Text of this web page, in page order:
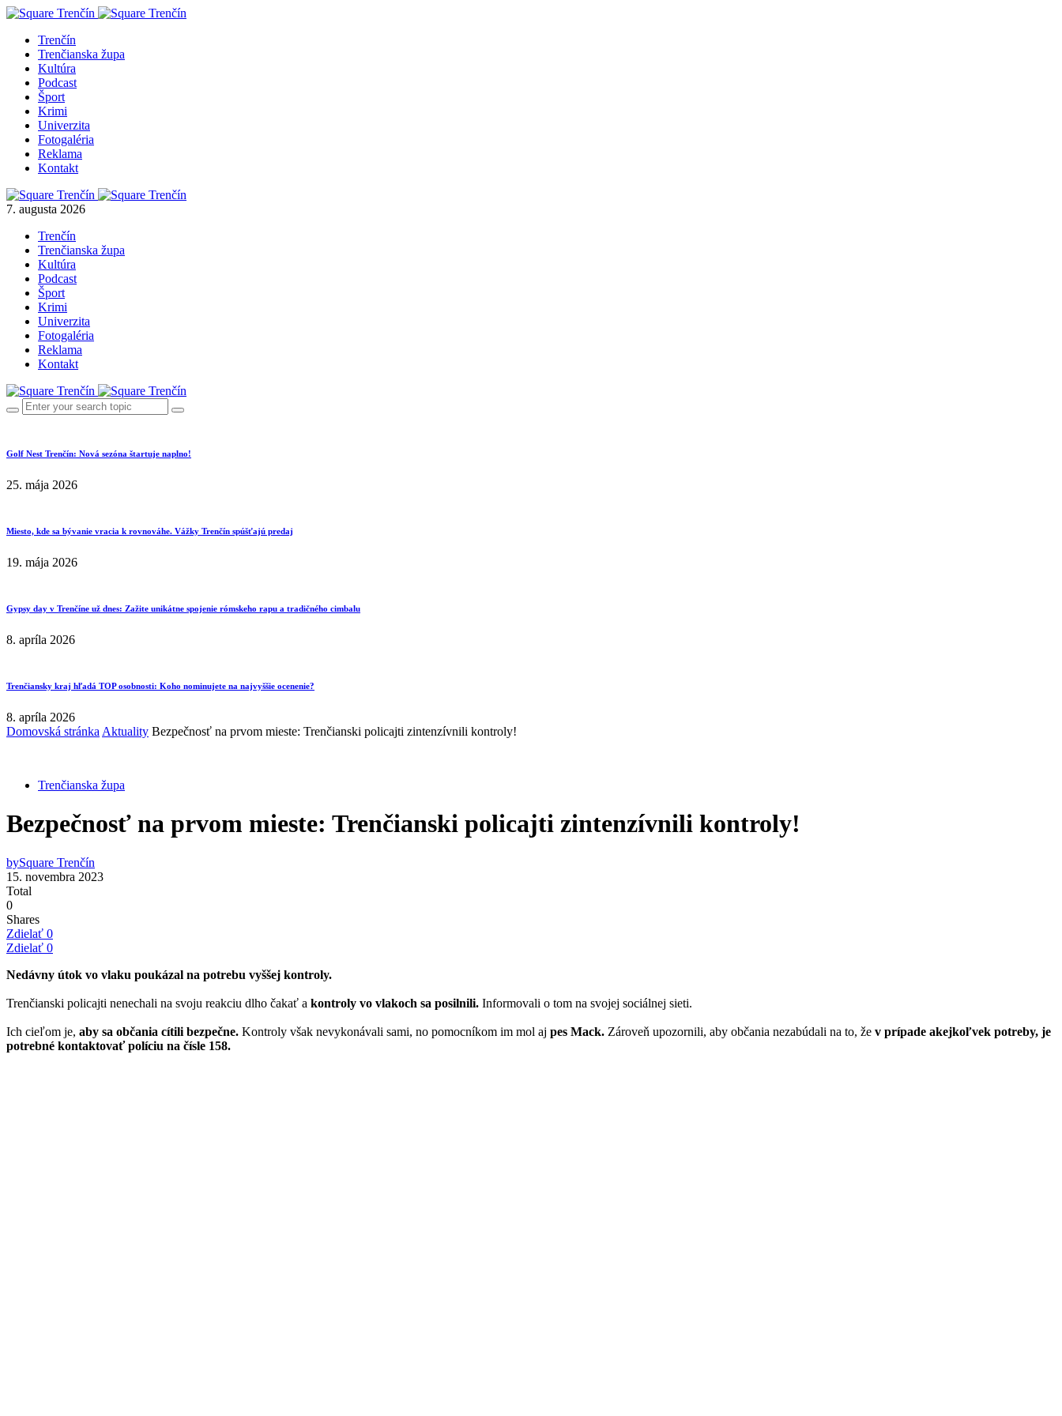
Trenčín
Trenčianska župa
Kultúra
Podcast
Šport
Krimi
Univerzita
Fotogaléria
Reklama
Kontakt
7. augusta 2026
Trenčín
Trenčianska župa
Kultúra
Podcast
Šport
Krimi
Univerzita
Fotogaléria
Reklama
Kontakt
Golf Nest Trenčín: Nová sezóna štartuje naplno!
25. mája 2026
Miesto, kde sa bývanie vracia k rovnováhe. Vážky Trenčín spúšťajú predaj
19. mája 2026
Gypsy day v Trenčíne už dnes: Zažite unikátne spojenie rómskeho rapu a tradičného cimbalu
8. apríla 2026
Trenčiansky kraj hľadá TOP osobnosti: Koho nominujete na najvyššie ocenenie?
8. apríla 2026
Domovská stránka Aktuality Bezpečnosť na prvom mieste: Trenčianski policajti zintenzívnili kontroly!
Trenčianska župa
Bezpečnosť na prvom mieste: Trenčianski policajti zintenzívnili kontroly!
bySquare Trenčín
15. novembra 2023
Total
0
Shares
Zdielať 0
Zdielať 0
Nedávny útok vo vlaku poukázal na potrebu vyššej kontroly.
Trenčianski policajti nenechali na svoju reakciu dlho čakať a kontroly vo vlakoch sa posilnili. Informovali o tom na svojej sociálnej sieti.
Ich cieľom je, aby sa občania cítili bezpečne. Kontroly však nevykonávali sami, no pomocníkom im mol aj pes Mack. Zároveň upozornili, aby občania nezabúdali na to, že v prípade akejkoľvek potreby, je
potrebné kontaktovať políciu na čísle 158.